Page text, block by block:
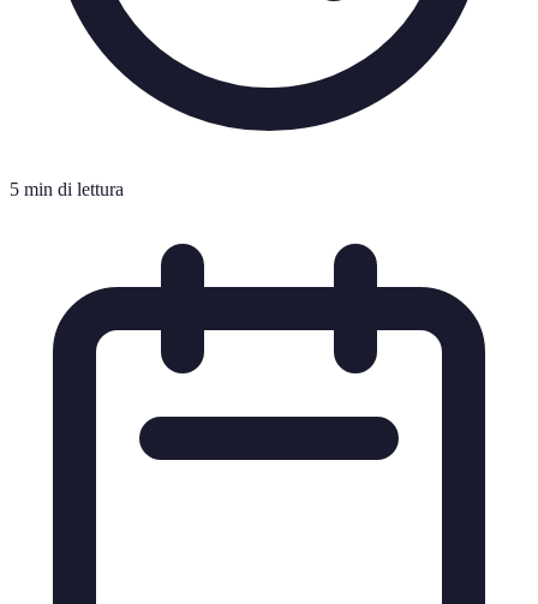
5 min di lettura